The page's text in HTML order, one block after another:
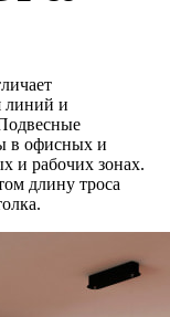
линий и
в офисных и
и рабочих зонах.
длину троса